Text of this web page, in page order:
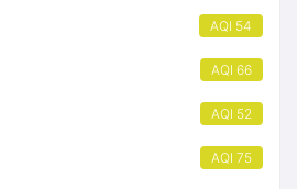
AQI 54
AQI 66
AQI 52
AQI 75